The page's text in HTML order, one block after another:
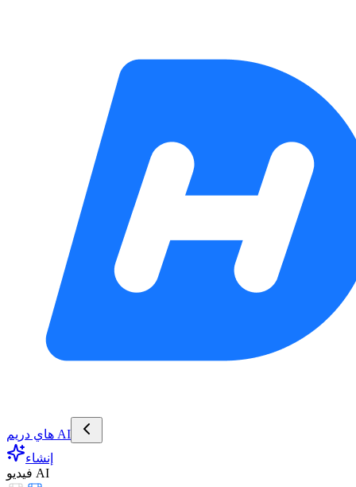
هاي دريم AI
إنشاء
فيديو AI